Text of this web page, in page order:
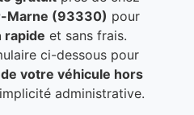
Marne (93330) pour
rapide et sans frais.
ci-dessous pour
votre véhicule hors
administrative.